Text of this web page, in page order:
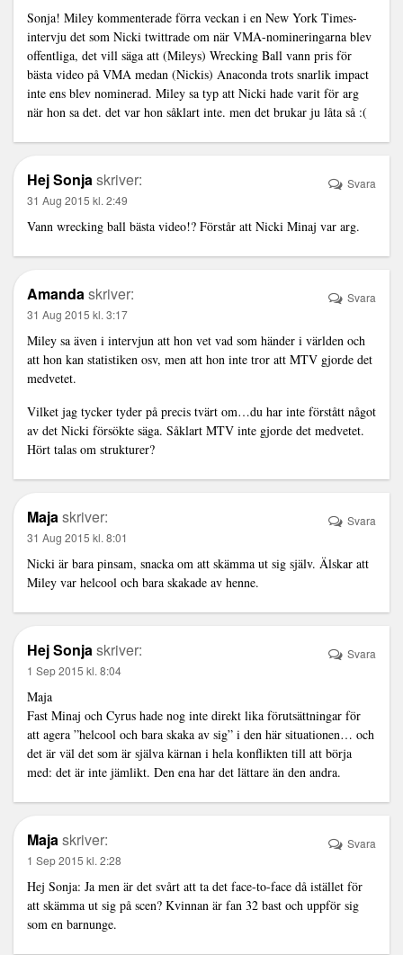
Sonja! Miley kommenterade förra veckan i en New York Times-
intervju det som Nicki twittrade om när VMA-nomineringarna blev
offentliga, det vill säga att (Mileys) Wrecking Ball vann pris för
bästa video på VMA medan (Nickis) Anaconda trots snarlik impact
inte ens blev nominerad. Miley sa typ att Nicki hade varit för arg
när hon sa det. det var hon såklart inte. men det brukar ju låta så :(
Hej Sonjaskriver:
31 Aug 2015 kl. 2:49
Vann wrecking ball bästa video!? Förstår att Nicki Minaj var arg.
Svara
Amandaskriver:
31 Aug 2015 kl. 3:17
Miley sa även i intervjun att hon vet vad som händer i världen och
att hon kan statistiken osv, men att hon inte tror att MTV gjorde det
medvetet.
Vilket jag tycker tyder på precis tvärt om…du har inte förstått något
av det Nicki försökte säga. Såklart MTV inte gjorde det medvetet.
Hört talas om strukturer?
Svara
Majaskriver:
31 Aug 2015 kl. 8:01
Nicki är bara pinsam, snacka om att skämma ut sig själv. Älskar att
Miley var helcool och bara skakade av henne.
Svara
Hej Sonjaskriver:
1 Sep 2015 kl. 8:04
Maja
Fast Minaj och Cyrus hade nog inte direkt lika förutsättningar för
att agera ”helcool och bara skaka av sig” i den här situationen… och
det är väl det som är själva kärnan i hela konflikten till att börja
med: det är inte jämlikt. Den ena har det lättare än den andra.
Svara
Majaskriver:
1 Sep 2015 kl. 2:28
Hej Sonja: Ja men är det svårt att ta det face-to-face då istället för
att skämma ut sig på scen? Kvinnan är fan 32 bast och uppför sig
som en barnunge.
Svara